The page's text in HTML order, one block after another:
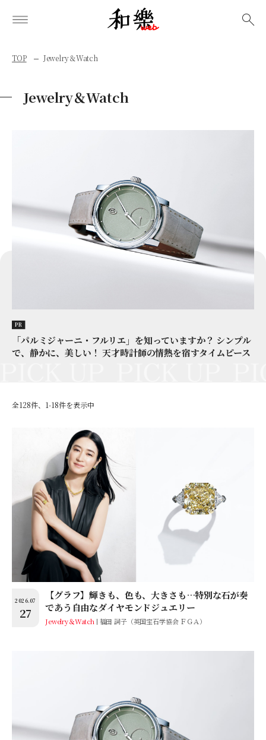
TOP Jewelry＆Watch
Jewelry＆Watch
PR
「パルミジャーニ・フルリエ」を知っていますか？ シンプル
で、静かに、美しい！ 天才時計師の情熱を宿すタイムピース
全128件、1-18件を表示中
2026.07
27
【グラフ】輝きも、色も、大きさも…特別な石が奏
であう自由なダイヤモンドジュエリー
Jewelry＆Watch 福田 詞子（英国宝石学協会 ＦＧＡ）